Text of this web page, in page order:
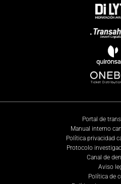
Portal de
Manual interno
Política privacidad
Protocolo
Canal de
Aviso
Política de